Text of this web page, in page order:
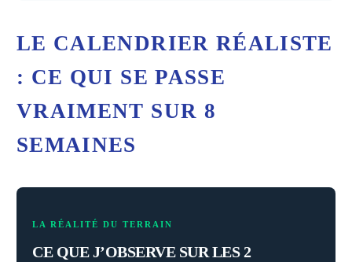
LE CALENDRIER RÉALISTE
: CE QUI SE PASSE
VRAIMENT SUR 8
SEMAINES
LA RÉALITÉ DU TERRAIN
CE QUE J’OBSERVE SUR LES 2